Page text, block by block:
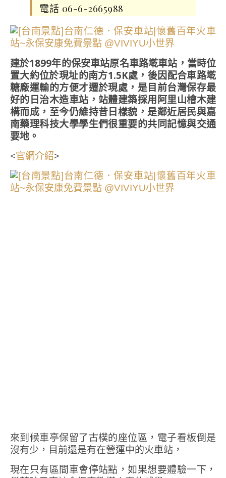
電話 06-6-2665988
建於1899年的保安車站原名車路墘車站，當時位
置大約位於現址的南方1.5K處，後因配合車路墘
糖廠運輸的方便才遷於現處，是目前台灣保存最
好的日治木造車站，站體建築採用阿里山檜木建
構而成，至今仍維持昔日樣貌，是鄰近居民與嘉
南藥理科技大學學生們很重要的共同記憶與交通
要地。
<官網介紹>
來到候車亭保留了古樸的座位區，電子看板倒是
沒有少，目前還是有在營運中的火車站，
現在只有區間車會停站點，如果想要體驗一下，